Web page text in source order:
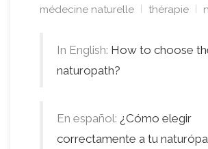
médecine naturelle
thérapie
In English: How to choose
naturopath?
En español: ¿Cómo elegir
correctamente a tu